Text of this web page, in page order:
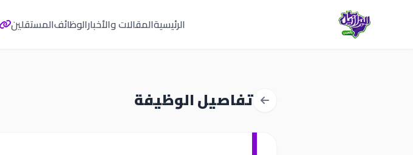
الرئيسيةالمقالات والأخبارالوظائفالمستقلين
تفاصيل الوظيفة